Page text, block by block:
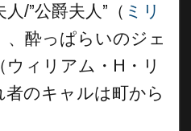
/”公爵夫人”（ ミリ
、酔っぱらいのジェ
ィリアム・H・リ
のキャルは町から